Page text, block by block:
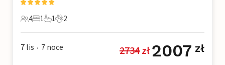
4 Goście
4
1 Sypialnia
1
1 Łazienka
1
2 Zwierzęta domowe
2
7 lis • 7 noce 2734 zł 2007 zł